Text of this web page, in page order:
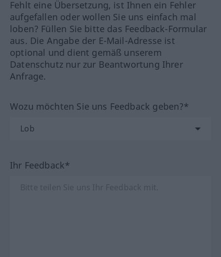
Fehlt eine Übersetzung, ist Ihnen ein Fehler
aufgefallen oder wollen Sie uns einfach mal
loben? Füllen Sie bitte das Feedback-Formular
aus. Die Angabe der E-Mail-Adresse ist
optional und dient gemäß unserem
Datenschutz nur zur Beantwortung Ihrer
Anfrage.
Wozu möchten Sie uns Feedback geben?*
Ihr Feedback*